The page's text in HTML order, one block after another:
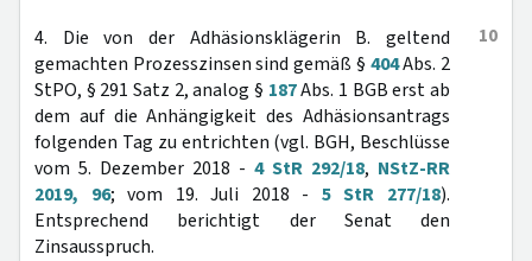
10
4. Die von der Adhäsionsklägerin B. geltend
gemachten Prozesszinsen sind gemäß § 404Abs. 2
StPO, § 291 Satz 2, analog § 187Abs. 1 BGB erst ab
dem auf die Anhängigkeit des Adhäsionsantrags
folgenden Tag zu entrichten (vgl. BGH, Beschlüsse
vom 5. Dezember 2018 - 4 StR 292/18, NStZ-RR
2019, 96; vom 19. Juli 2018 - 5 StR 277/18).
Entsprechend berichtigt der Senat den
Zinsausspruch.